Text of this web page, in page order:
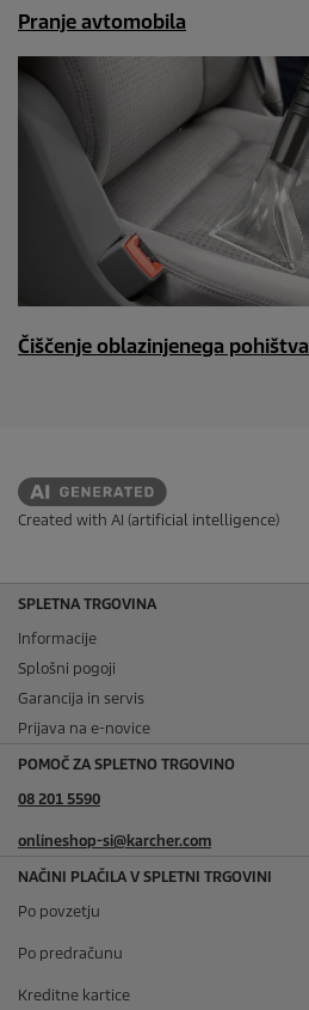
Pranje avtomobila
Čiščenje oblazinjenega pohištva
Created with AI (artificial intelligence)
SPLETNA TRGOVINA
Informacije
Splošni pogoji
Garancija in servis
Prijava na e-novice
POMOČ ZA SPLETNO TRGOVINO
08 201 5590
onlineshop-si@karcher.com
NAČINI PLAČILA V SPLETNI TRGOVINI
Po povzetju
Po predračunu
Kreditne kartice